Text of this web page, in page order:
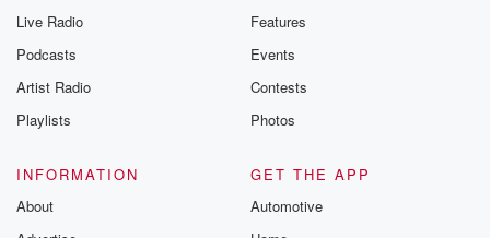
Live Radio
Podcasts
Artist Radio
Playlists
Features
Events
Contests
Photos
INFORMATION
About
GET THE APP
Automotive